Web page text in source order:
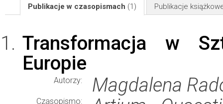
Publikacje w czasopismach (1) Publikacje
Transformacja w
Europie
Autorzy: Magdalena
Czasopismo: